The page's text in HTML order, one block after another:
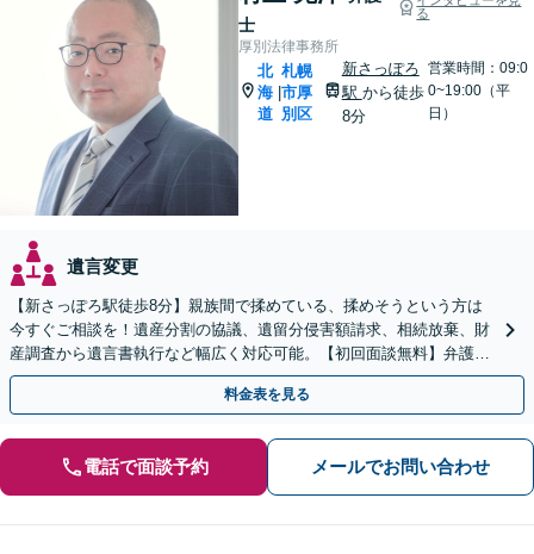
士
る
厚別法律事務所
北
海
道
|
札幌
市厚
別区
新さっぽろ
駅 から徒歩
8分
営業時間：09:0
0~19:00（平
日）
遺言変更
【新さっぽろ駅徒歩8分】親族間で揉めている、揉めそうという方は
今すぐご相談を！遺産分割の協議、遺留分侵害額請求、相続放棄、財
産調査から遺言書執行など幅広く対応可能。【初回面談無料】弁護士
が窓口になりストレス軽減！
料金表を見る
電話で面談予約 メールでお問い合わせ